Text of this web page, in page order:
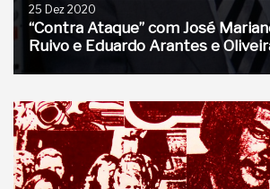
25 Dez 2020
“Contra Ataque” com José
Ruivo e Eduardo Arantes e